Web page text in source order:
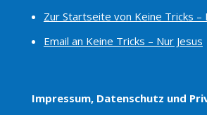
Zur Startseite von Keine Tricks –
Email an Keine Tricks – Nur Jesus
Impressum, Datenschutz und